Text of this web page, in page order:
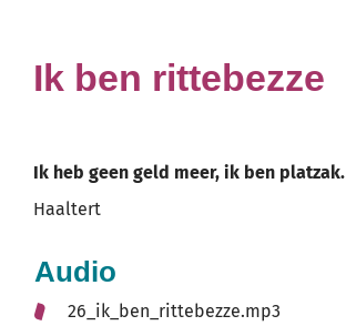
Ik ben rittebezze
Ik heb geen geld meer, ik ben platzak.
Haaltert
Audio
26_ik_ben_rittebezze.mp3